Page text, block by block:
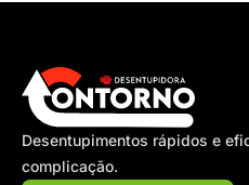
Desentupimentos rápidos e
complicação.